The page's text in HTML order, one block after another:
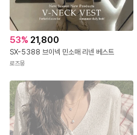
53% 21,800
SX-5388 브이넥 민소매 리넨 베스트
로즈몽